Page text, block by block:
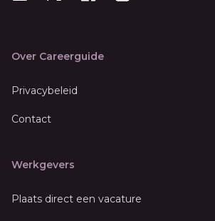
Over Careerguide
Privacybeleid
Contact
Werkgevers
Plaats direct een vacature